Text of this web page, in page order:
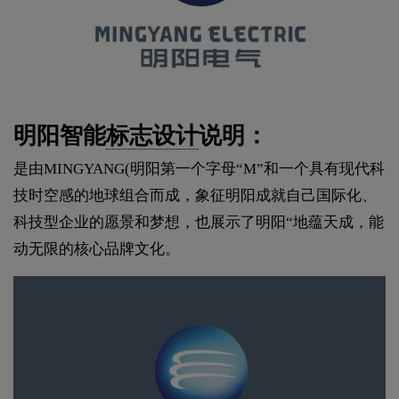
明阳智能标志设计说明：
是由MINGYANG(明阳第一个字母“M”和一个具有现代科
技时空感的地球组合而成，象征明阳成就自己国际化、
科技型企业的愿景和梦想，也展示了明阳“地蕴天成，能
动无限的核心品牌文化。